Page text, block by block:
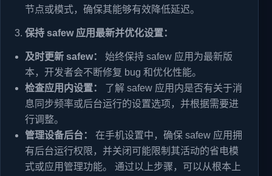
节点或模式，确保其能够有效降低延迟。
保持 safew 应用最新并优化设置：
及时更新 safew：
始终保持 safew 应用为最新版
本，开发者会不断修复 bug 和优化性能。
检查应用内设置：
了解 safew 应用内是否有关于消
息同步频率或后台运行的设置选项，并根据需要进
行调整。
管理设备后台：
在手机设置中，确保 safew 应用拥
有后台运行权限，并关闭可能限制其活动的省电模
式或应用管理功能。 通过以上步骤，可以从根本上